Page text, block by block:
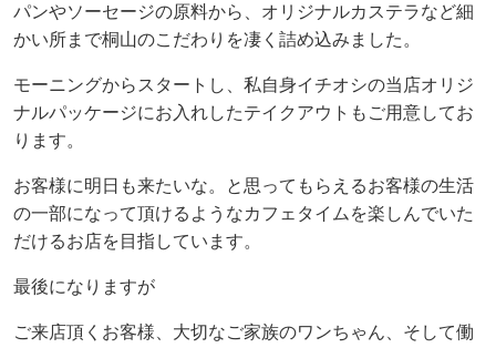
パンやソーセージの原料から、オリジナルカステラなど細
かい所まで桐山のこだわりを凄く詰め込みました。
モーニングからスタートし、私自身イチオシの当店オリジ
ナルパッケージにお入れしたテイクアウトもご用意してお
ります。
お客様に明日も来たいな。と思ってもらえるお客様の生活
の一部になって頂けるようなカフェタイムを楽しんでいた
だけるお店を目指しています。
最後になりますが
ご来店頂くお客様、大切なご家族のワンちゃん、そして働